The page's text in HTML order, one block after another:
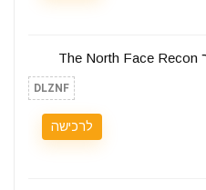
DLZNF
לרכישה